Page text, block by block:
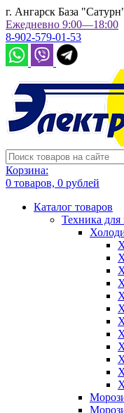
г. Ангарск База
Ежедневно 9:00—18:00
8-902-579-01-53
Корзина:
0 товаров, 0 рублей
Каталог товаров
Техника для